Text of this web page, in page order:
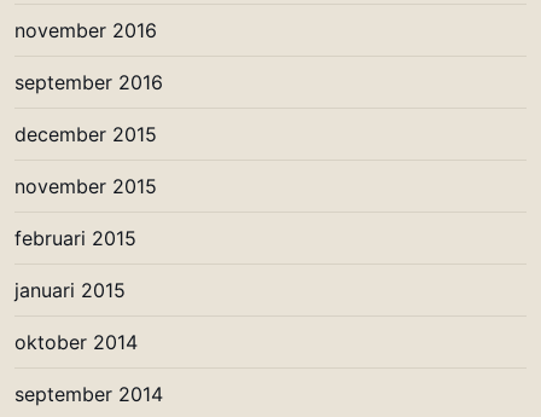
november 2016
september 2016
december 2015
november 2015
februari 2015
januari 2015
oktober 2014
september 2014